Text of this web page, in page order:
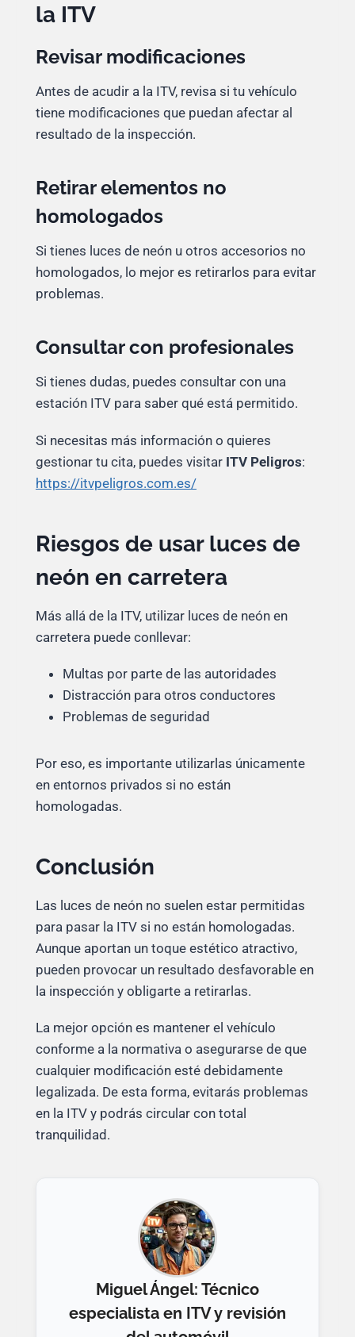
la ITV
Revisar modificaciones
Antes de acudir a la ITV, revisa si tu vehículo
tiene modificaciones que puedan afectar al
resultado de la inspección.
Retirar elementos no
homologados
Si tienes luces de neón u otros accesorios no
homologados, lo mejor es retirarlos para evitar
problemas.
Consultar con profesionales
Si tienes dudas, puedes consultar con una
estación ITV para saber qué está permitido.
Si necesitas más información o quieres
gestionar tu cita, puedes visitar ITV Peligros:
https://itvpeligros.com.es/
Riesgos de usar luces de
neón en carretera
Más allá de la ITV, utilizar luces de neón en
carretera puede conllevar:
Multas por parte de las autoridades
Distracción para otros conductores
Problemas de seguridad
Por eso, es importante utilizarlas únicamente
en entornos privados si no están
homologadas.
Conclusión
Las luces de neón no suelen estar permitidas
para pasar la ITV si no están homologadas.
Aunque aportan un toque estético atractivo,
pueden provocar un resultado desfavorable en
la inspección y obligarte a retirarlas.
La mejor opción es mantener el vehículo
conforme a la normativa o asegurarse de que
cualquier modificación esté debidamente
legalizada. De esta forma, evitarás problemas
en la ITV y podrás circular con total
tranquilidad.
Miguel Ángel: Técnico
especialista en ITV y revisión